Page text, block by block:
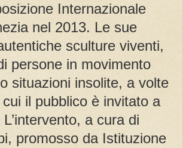
Internazionale
nel 2013. Le sue
sculture viventi,
persone in movimento
situazioni insolite, a volte
il pubblico è invitato a
a cura di
promosso da Istituzione